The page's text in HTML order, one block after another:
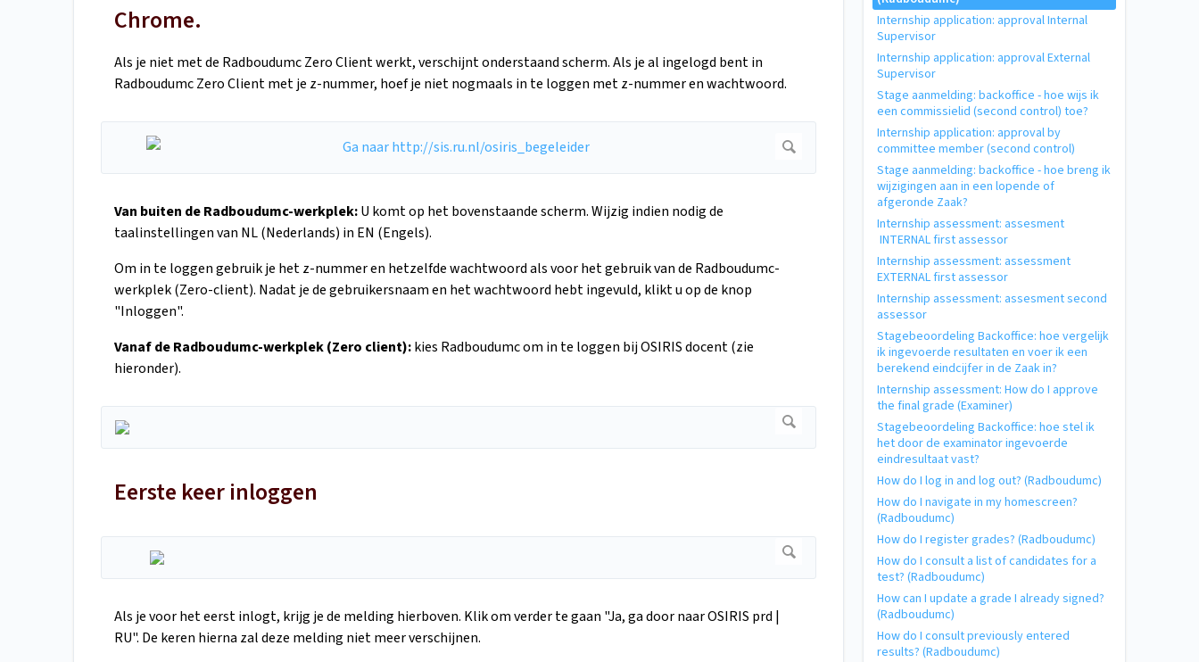
Chrome.
Als je niet met de Radboudumc Zero Client werkt, verschijnt onderstaand scherm. Als je al ingelogd bent in
Radboudumc Zero Client met je z-nummer, hoef je niet nogmaals in te loggen met z-nummer en wachtwoord.
Van buiten de Radboudumc-werkplek:U komt op het bovenstaande scherm. Wijzig indien nodig de
taalinstellingen van NL (Nederlands) in EN (Engels).
Om in te loggen gebruik je het z-nummer en hetzelfde wachtwoord als voor het gebruik van de Radboudumc-
werkplek (Zero-client). Nadat je de gebruikersnaam en het wachtwoord hebt ingevuld, klikt u op de knop
"Inloggen".
Vanaf de Radboudumc-werkplek (Zero client):kies Radboudumc om in te loggen bij OSIRIS docent (zie
hieronder).
Eerste keer inloggen
Als je voor het eerst inlogt, krijg je de melding hierboven. Klik om verder te gaan "Ja, ga door naar OSIRIS prd |
RU". De keren hierna zal deze melding niet meer verschijnen.
Internship application: approval Internal
Supervisor
Internship application: approval External
Supervisor
Stage aanmelding: backoffice - hoe wijs ik
een commissielid (second control) toe?
Internship application: approval by
committee member (second control)
Stage aanmelding: backoffice - hoe breng ik
wijzigingen aan in een lopende of
afgeronde Zaak?
Internship assessment: assesment
INTERNAL first assessor
Internship assessment: assessment
EXTERNAL first assessor
Internship assessment: assesment second
assessor
Stagebeoordeling Backoffice: hoe vergelijk
ik ingevoerde resultaten en voer ik een
berekend eindcijfer in de Zaak in?
Internship assessment: How do I approve
the final grade (Examiner)
Stagebeoordeling Backoffice: hoe stel ik
het door de examinator ingevoerde
eindresultaat vast?
How do I log in and log out? (Radboudumc)
How do I navigate in my homescreen?
(Radboudumc)
How do I register grades? (Radboudumc)
How do I consult a list of candidates for a
test? (Radboudumc)
How can I update a grade I already signed?
(Radboudumc)
How do I consult previously entered
results? (Radboudumc)